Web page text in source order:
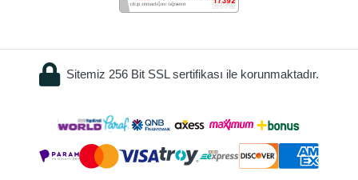
Sitemiz 256 Bit SSL sertifikası ile korunmaktadır.